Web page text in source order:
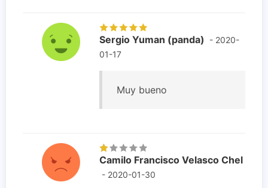
Sergio Yuman (panda)
- 2020-
01-17
Muy bueno
Camilo Francisco Velasco Chel
- 2020-01-30